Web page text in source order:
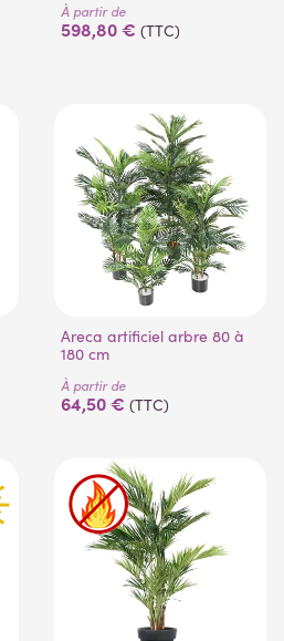
À partir de
598,80 € (TTC)
Areca artificiel arbre 80 à
180 cm
À partir de
64,50 € (TTC)